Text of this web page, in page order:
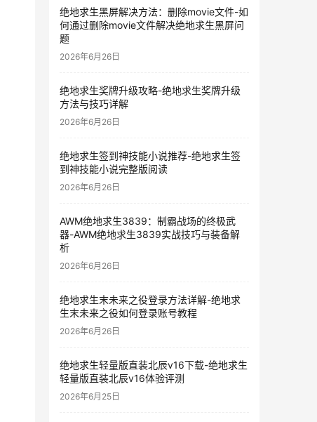
绝地求生黑屏解决方法：删除movie文件-如
何通过删除movie文件解决绝地求生黑屏问
题
2026年6月26日
绝地求生奖牌升级攻略-绝地求生奖牌升级
方法与技巧详解
2026年6月26日
绝地求生签到神技能小说推荐-绝地求生签
到神技能小说完整版阅读
2026年6月26日
AWM绝地求生3839：制霸战场的终极武
器-AWM绝地求生3839实战技巧与装备解
析
2026年6月26日
绝地求生末未来之役登录方法详解-绝地求
生末未来之役如何登录账号教程
2026年6月26日
绝地求生轻量版直装北辰v16下载-绝地求生
轻量版直装北辰v16体验评测
2026年6月25日